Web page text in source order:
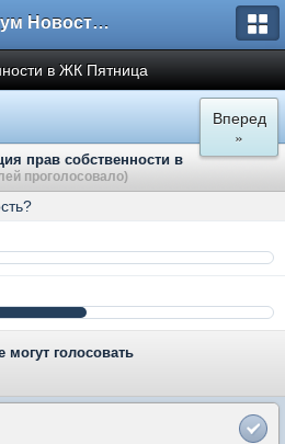
Форум Новостройки
в ЖК Пятница
Вперед
»
прав собственности в
проголосовало)
могут голосовать